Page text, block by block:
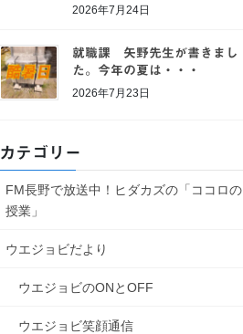
2026年7月24日
就職課 矢野先生が書きまし
た。今年の夏は・・・
2026年7月23日
カテゴリー
FM長野で放送中！ヒダカズの「ココロの
授業」
ウエジョビだより
ウエジョビのONとOFF
ウエジョビ笑顔通信